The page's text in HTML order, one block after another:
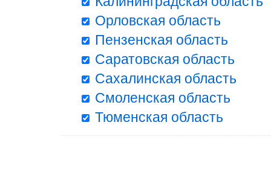
Орловская область
Пензенская область
Саратовская область
Сахалинская область
Смоленская область
Тюменская область